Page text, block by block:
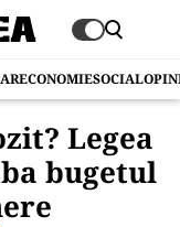
ECONOMIESOCIAL
Legea
bugetul